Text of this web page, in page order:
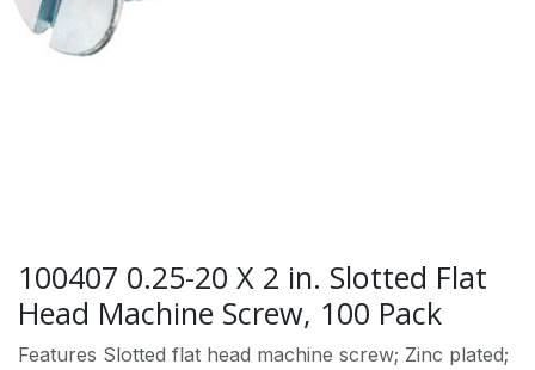
100407 0.25-20 X 2 in. Slotted Flat
Head Machine Screw, 100 Pack
Features Slotted flat head machine screw; Zinc plated;